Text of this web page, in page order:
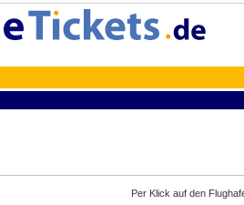
Per Klick auf den